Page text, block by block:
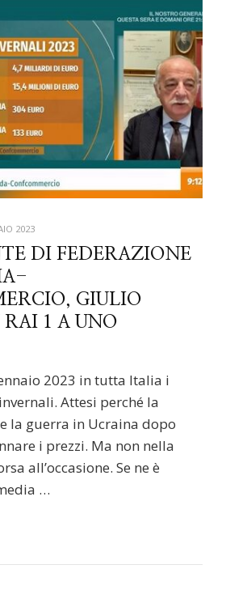
2023
DI FEDERAZIONE
GIULIO
RAI 1 A UNO
2023 in tutta Italia i
Attesi perché la
la guerra in Ucraina dopo
i prezzi. Ma non nella
all’occasione. Se ne è
…